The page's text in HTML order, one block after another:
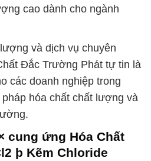
cao dành cho ngành
và dịch vụ chuyên
Đắc Trường Phát tự tin là
các doanh nghiệp trong
hóa chất chất lượng và
cung ứng Hóa Chất
þ Kẽm Chloride